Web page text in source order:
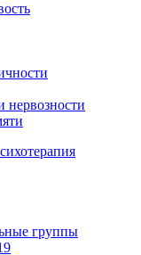
нервозности
группы